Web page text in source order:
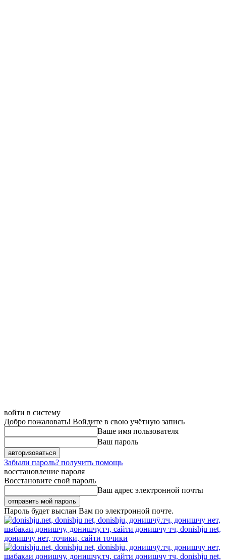
войти в систему
Добро пожаловать! Войдите в свою учётную запись
Ваше имя пользователя
Ваш пароль
Забыли пароль? получить помощь
восстановление пароля
Восстановите свой пароль
Ваш адрес электронной почты
Пароль будет выслан Вам по электронной почте.